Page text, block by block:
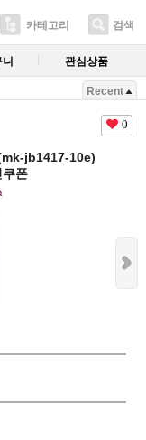
카테고리 검색
니 관심상품
Recent
0
jb1417-10e)
폰